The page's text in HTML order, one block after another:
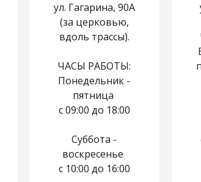
ул. Гагарина, 90А
(за церковью,
вдоль трассы).
ЧАСЫ РАБОТЫ:
Понедельник -
пятница
с 09:00 до 18:00
Суббота -
воскресенье
с 10:00 до 16:00